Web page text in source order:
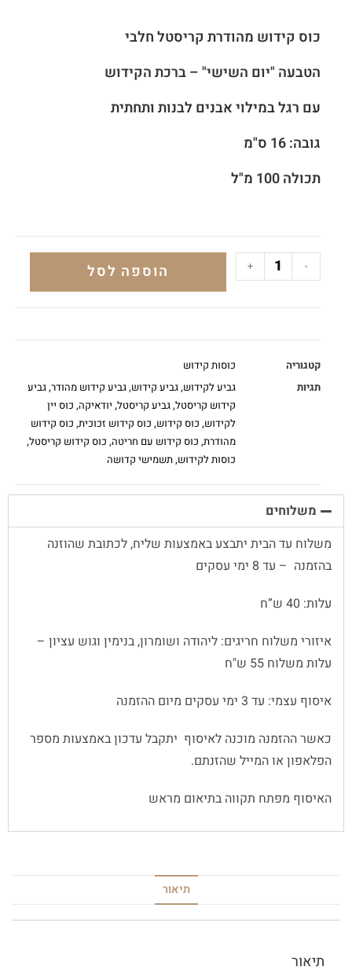
כוס קידוש מהודרת קריסטל חלבי
הטבעה "יום השישי" – ברכת הקידוש
עם רגל במילוי אבנים לבנות ותחתית
גובה: 16 ס"מ
תכולה 100 מ"ל
-
+ הוספה לסל
קטגוריה
כוסות קידוש
תגיות
גביע לקידוש,גביע קידוש,גביע קידוש מהודר,גביע
קידוש קריסטל,גביע קריסטל, יודאיקה, כוס יין
לקידוש, כוס קידוש, כוס קידוש זכוכית, כוס קידוש
מהודרת, כוס קידוש עם חריטה, כוס קידוש קריסטל,
כוסות לקידוש,תשמישי קדושה
משלוחים
משלוח עד הבית יתבצע באמצעות שליח, לכתובת שהוזנה
בהזמנה – עד 8 ימי עסקים
עלות: 40 ש”ח
איזורי משלוח חריגים: ליהודה ושומרון, בנימין וגוש עציון –
עלות משלוח 55 ש"ח
איסוף עצמי: עד 3 ימי עסקים מיום ההזמנה
כאשר ההזמנה מוכנה לאיסוף יתקבל עדכון באמצעות מספר
הפלאפון או המייל שהזנתם.
האיסוף מפתח תקווה בתיאום מראש
תיאור
תיאור